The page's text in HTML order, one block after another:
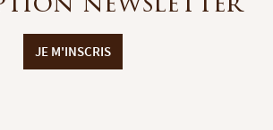
newsletter
JE M'INSCRIS